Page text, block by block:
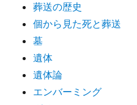
葬送の歴史
個から見た死と葬送
墓
遺体
遺体論
エンバーミング